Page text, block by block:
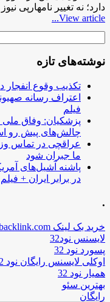
دارد؛ نه تغییر نامهارپی
View article...
نوشته‌های تازه
تکذیب وقوع انفجار
اعتراف رسانه
فیلم
پزشکیان: وفاق ملی
چالش‌های پیش رو
عراقچی در تماس
ما جبران شود
پاشنه آشیل‌های
در برابر ایران + فیلم
.
خرید بک لینک behtarinbacklink.com
لایسنس نود32
پسورد نود 32
اوکلی لایسنس رایگان نود 32
همیار نود 32
بهترین سئو
رایگان